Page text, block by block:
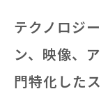
テクノ ロジー
ン、 映像、 ア
門特化 したス